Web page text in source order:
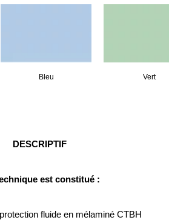
Bleu Vert
DESCRIPTIF
est constitué :
fluide en mélaminé CTBH